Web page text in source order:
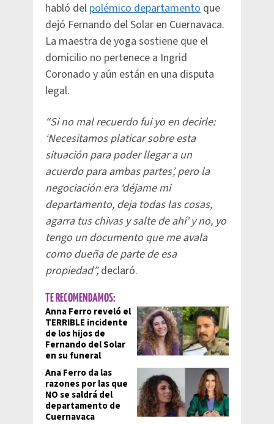
habló del polémico departamento que
dejó Fernando del Solar en Cuernavaca.
La maestra de yoga sostiene que el
domicilio no pertenece a Ingrid
Coronado y aún están en una disputa
legal.
“Si no mal recuerdo fui yo en decirle:
‘Necesitamos platicar sobre esta
situación para poder llegar a un
acuerdo para ambas partes’, pero la
negociación era ‘déjame mi
departamento, deja todas las cosas,
agarra tus chivas y salte de ahí’ y no, yo
tengo un documento que me avala
como dueña de parte de esa
propiedad”,declaró.
TE RECOMENDAMOS:
Anna Ferro reveló el
TERRIBLE incidente
de los hijos de
Fernando del Solar
en su funeral
Ana Ferro da las
razones por las que
NO se saldrá del
departamento de
Cuernavaca